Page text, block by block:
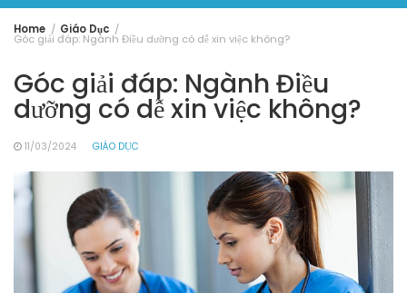
Home Giáo Dục
Góc giải đáp: Ngành Điều dưỡng có dễ xin việc không?
Góc giải đáp: Ngành Điều
dưỡng có dễ xin việc không?
11/03/2024 GIÁO DỤC